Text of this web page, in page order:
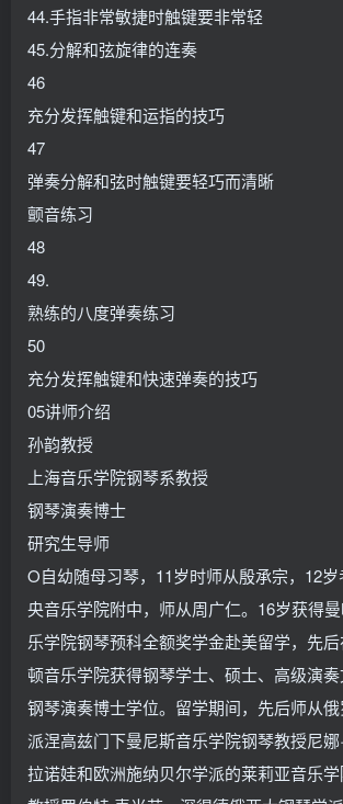
44.手指非常敏捷时触键要非常轻
45.分解和弦旋律的连奏
46
充分发挥触键和运指的技巧
47
弹奏分解和弦时触键要轻巧而清晰
颤音练习
48
49.
熟练的八度弹奏练习
50
充分发挥触键和快速弹奏的技巧
05讲师介绍
孙韵教授
上海音乐学院钢琴系教授
钢琴演奏博士
研究生导师
O自幼随母习琴，11岁时师从殷承宗，12岁
央音乐学院附中，师从周广仁。16岁获得
乐学院钢琴预科全额奖学金赴美留学，先
顿音乐学院获得钢琴学士、硕士、高级演
钢琴演奏博士学位。留学期间，先后师从
派涅高兹门下曼尼斯音乐学院钢琴教授尼娜
拉诺娃和欧洲施纳贝尔学派的莱莉亚音乐